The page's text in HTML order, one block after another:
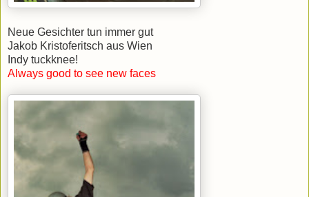
Neue Gesichter tun immer gut
Jakob Kristoferitsch aus Wien
Indy tuckknee!
Always good to see new faces